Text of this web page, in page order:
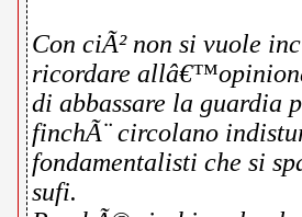
Con ciÃ² non si vuole
ricordare
di abbassare la guardia
finchÃ¨ circolano
fondamentalisti che si
sufi.